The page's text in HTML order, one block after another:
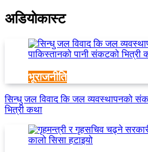
अडियाेकास्ट
भूराजनीति
सिन्धु जल विवाद कि जल व्यवस्थापनको
भित्री कथा